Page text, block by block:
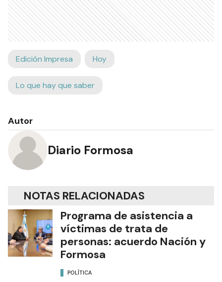
Edición Impresa Hoy
Lo que hay que saber
Autor
Diario Formosa
NOTAS RELACIONADAS
Programa de asistencia a
víctimas de trata de
personas: acuerdo Nación y
Formosa
POLÍTICA